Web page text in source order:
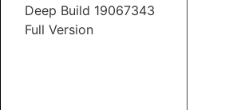
Deep Build 19067343
Full Version